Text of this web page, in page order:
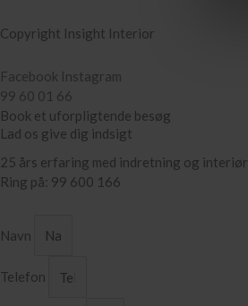
Copyright Insight Interior
Facebook Instagram
99 60 01 66
Book et uforpligtende besøg
Lad os give dig indsigt
25 års erfaring med indretning og interiør
Ring på: 99 600 166
Navn
Telefon